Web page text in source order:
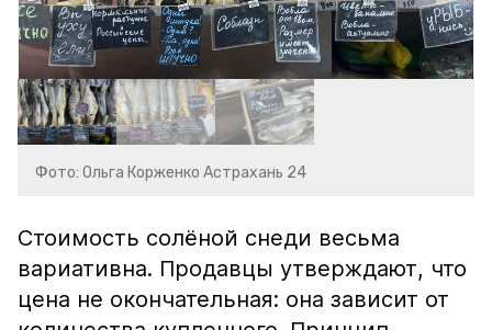
Фото: Ольга Корженко Астрахань 24
Стоимость солёной снеди весьма
вариативна. Продавцы утверждают, что
цена не окончательная: она зависит от